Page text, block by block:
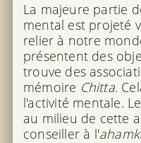
La majeure partie
mental est projeté
relier à notre
présentent des
trouve des
mémoire Chitta.
l'activité mentale. Le
au milieu de cette
conseiller à l'